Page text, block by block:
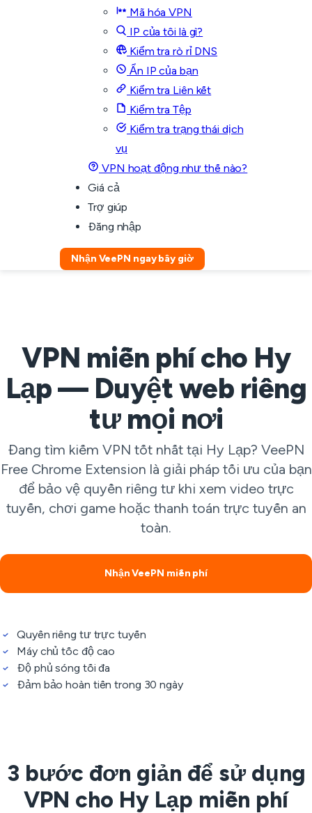
Mã hóa VPN
IP của tôi là gì?
Kiểm tra rò rỉ DNS
Ẩn IP của bạn
Kiểm tra Liên kết
Kiểm tra Tệp
Kiểm tra trạng thái dịch
vụ
VPN hoạt động như thế nào?
Giá cả
Trợ giúp
Đăng nhập
Nhận VeePN ngay bây giờ
VPN miễn phí cho Hy
Lạp — Duyệt web riêng
tư mọi nơi
Đang tìm kiếm VPN tốt nhất tại Hy Lạp? VeePN
Free Chrome Extension là giải pháp tối ưu của bạn
để bảo vệ quyền riêng tư khi xem video trực
tuyến, chơi game hoặc thanh toán trực tuyến an
toàn.
Nhận VeePN miễn phí
Quyền riêng tư trực tuyến
Máy chủ tốc độ cao
Độ phủ sóng tối đa
Đảm bảo hoàn tiền trong 30 ngày
3 bước đơn giản để sử dụng
VPN cho Hy Lạp miễn phí